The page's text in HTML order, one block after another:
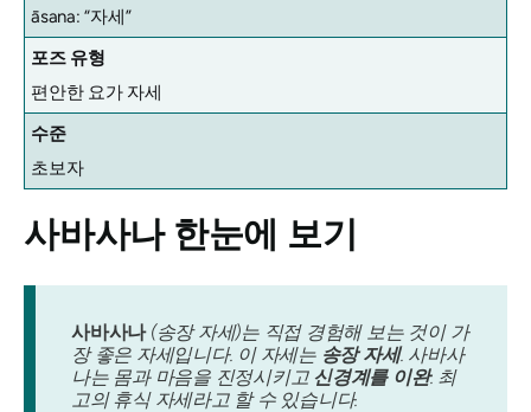
āsana: “자세”
포즈 유형
편안한 요가 자세
수준
초보자
사바사나한눈에 보기
사바사나(송장 자세)는 직접 경험해 보는 것이 가
장 좋은 자세입니다. 이 자세는 송장 자세. 사바사
나는 몸과 마음을 진정시키고 신경계를 이완. 최
고의 휴식 자세라고 할 수 있습니다.